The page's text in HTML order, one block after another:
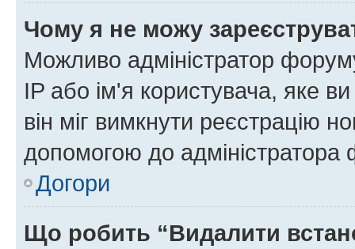
Чому я не можу
Можливо адміністратор
IP або ім'я користувача, яке
він міг вимкнути реєстрацію
допомогою до адміністратора
Догори
Що робить “Видалити